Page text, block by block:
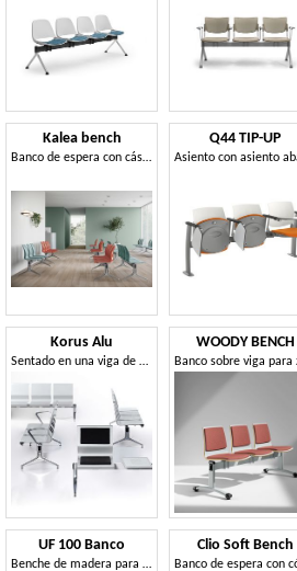
Kalea bench
Banco de espera con cáscara de polipropileno
Q44 TIP-UP
Korus Alu
Sentado en una viga de acero, patas de aluminio
WOODY BENCH
UF 100 Banco
Benche de madera para salas de espera
Clio Soft Bench